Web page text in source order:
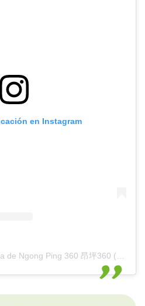
en Instagram